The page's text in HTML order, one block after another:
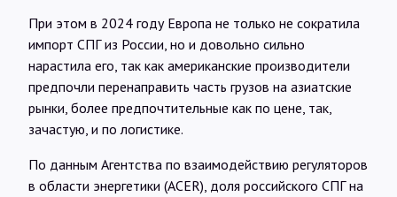
При этом в 2024 году Европа не только не сократила
импорт СПГ из России, но и довольно сильно
нарастила его, так как американские производители
предпочли перенаправить часть грузов на азиатские
рынки, более предпочтительные как по цене, так,
зачастую, и по логистике.
По данным Агентства по взаимодействию регуляторов
в области энергетики (ACER), доля российского СПГ на